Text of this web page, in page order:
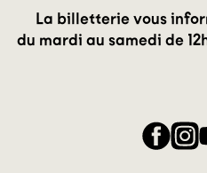
La billetterie vous
du mardi au samedi de